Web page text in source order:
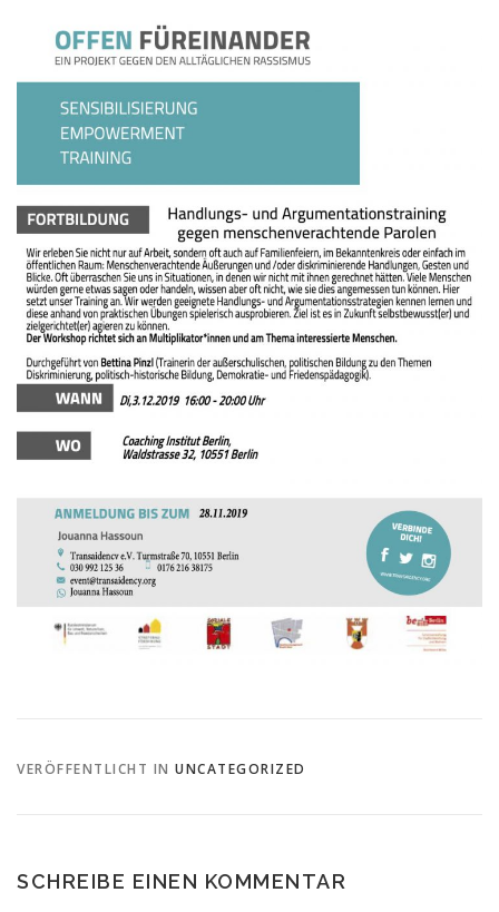
VERÖFFENTLICHT IN UNCATEGORIZED
SCHREIBE EINEN KOMMENTAR